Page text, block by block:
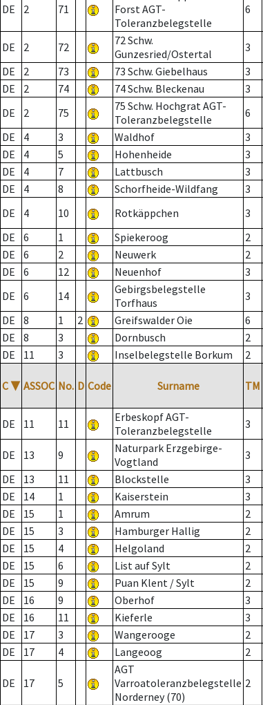
DE 2 71
Forst AGT-
Toleranzbelegstelle
6
DE 2 72
72 Schw.
Gunzesried/Ostertal
3
DE
2 73 73 Schw. Giebelhaus 3
DE
2 74 74 Schw. Bleckenau 3
DE
2 75
75 Schw. Hochgrat AGT-
Toleranzbelegstelle
6
DE
4 3 Waldhof 3
DE
4 5 Hohenheide 3
DE
4 7 Lattbusch 3
DE
4 8 Schorfheide-Wildfang 3
DE
4 10 Rotkäppchen 3
DE
6 1 Spiekeroog 2
DE
6 2 Neuwerk 2
DE
6 12 Neuenhof 3
DE
6 14
Gebirgsbelegstelle
Torfhaus
3
DE
8 1 2 Greifswalder Oie 6
DE
8 3 Dornbusch 2
DE
11 3 Inselbelegstelle Borkum 2
C ▼ ASSOC No. D Code Surname TM
DE 11 11
Erbeskopf AGT-
Toleranzbelegstelle
3
DE 13 9
Naturpark Erzgebirge-
Vogtland
3
DE
13 11 Blockstelle 3
DE
14 1 Kaiserstein 3
DE
15 1 Amrum 2
DE
15 3 Hamburger Hallig 2
DE
15 4 Helgoland 2
DE
15 6 List auf Sylt 2
DE
15 9 Puan Klent / Sylt 2
DE
16 9 Oberhof 3
DE
16 11 Kieferle 3
DE
17 3 Wangerooge 2
DE
17 4 Langeoog 2
DE 17 5
AGT
Varroatoleranzbelegstelle
Norderney (70)
2